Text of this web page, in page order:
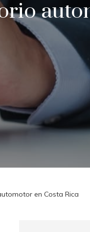
en Costa Rica